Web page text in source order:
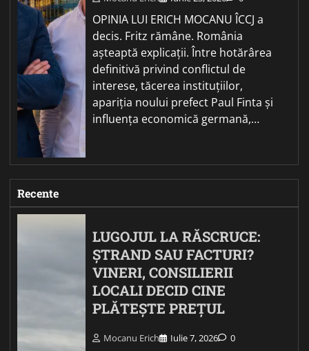
OPINIA LUI ERICH MOCANU ÎCCJ a
decis. Fritz rămâne. România
așteaptă explicații. Între hotărârea
definitivă privind conflictul de
interese, tăcerea instituțiilor,
apariția noului prefect Paul Finta și
influența economică germană,…
Recente
LUGOJUL LA RĂSCRUCE:
ȘTRAND SAU FACTURI?
VINERI, CONSILIERII
LOCALI DECID CINE
PLĂTEȘTE PREȚUL
Mocanu Erich Iulie 7, 2026 0